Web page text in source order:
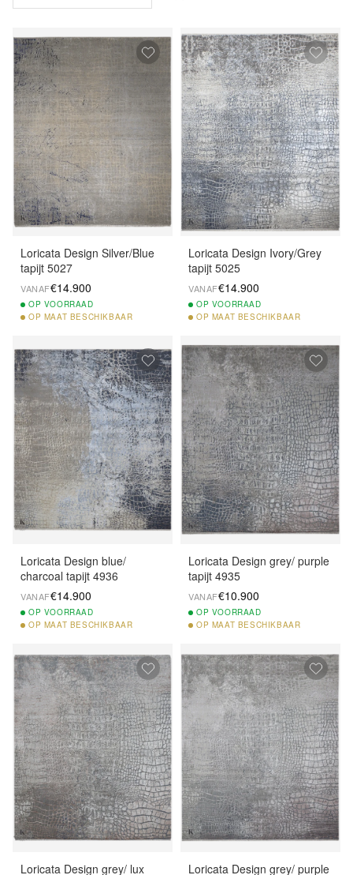
Loricata Design Silver/Blue
tapijt 5027
VANAF€14.900
OP VOORRAAD
OP MAAT BESCHIKBAAR
Loricata Design Ivory/Grey
tapijt 5025
VANAF€14.900
OP VOORRAAD
OP MAAT BESCHIKBAAR
Loricata Design blue/
charcoal tapijt 4936
VANAF€14.900
OP VOORRAAD
OP MAAT BESCHIKBAAR
Loricata Design grey/ purple
tapijt 4935
VANAF€10.900
OP VOORRAAD
OP MAAT BESCHIKBAAR
Loricata Design grey/ lux Loricata Design grey/ purple